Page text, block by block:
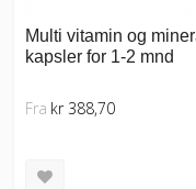
Multi vitamin og
kapsler for 1-2 mnd
Fra kr 388,70